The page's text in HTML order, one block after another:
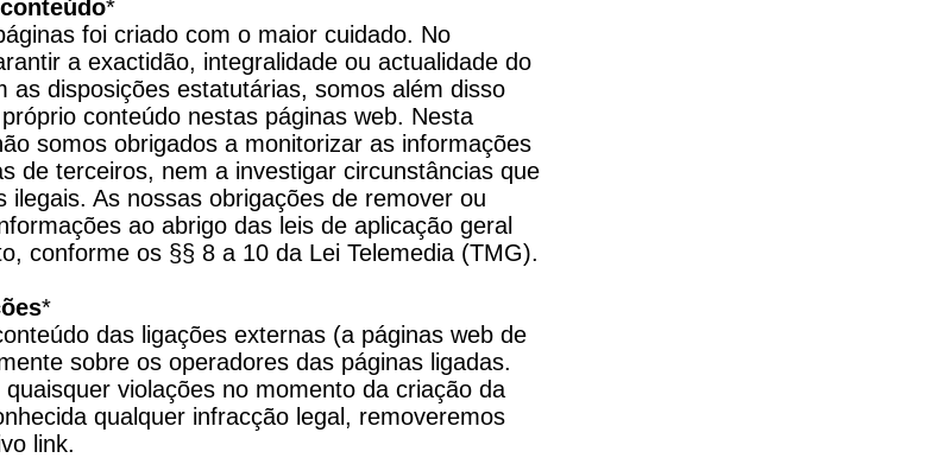
*
foi criado com o maior cuidado. No
a exactidão, integralidade ou actualidade do
as disposições estatutárias, somos além disso
conteúdo nestas páginas web. Nesta
somos obrigados a monitorizar as informações
de terceiros, nem a investigar circunstâncias que
ilegais. As nossas obrigações de remover ou
ao abrigo das leis de aplicação geral
conforme os §§ 8 a 10 da Lei Telemedia (TMG).
*
das ligações externas (a páginas web de
sobre os operadores das páginas ligadas.
violações no momento da criação da
qualquer infracção legal, removeremos
link.